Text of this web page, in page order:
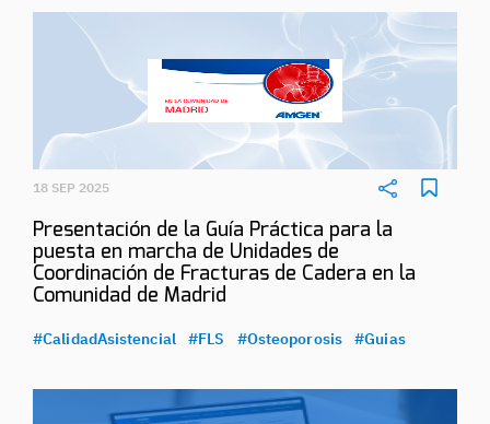
18 SEP 2025
Presentación de la Guía Práctica para la
puesta en marcha de Unidades de
Coordinación de Fracturas de Cadera en la
Comunidad de Madrid
#CalidadAsistencial #FLS #Osteoporosis #Guias